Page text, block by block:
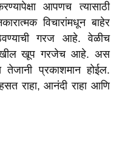
आपणच त्यासाठी
विचारांमधून बाहेर
गरज आहे. वेळीच
देखील खूप गरजेच आहे. अस
तेजानी प्रकाशमान होईल.
राहा, आनंदी राहा आणि